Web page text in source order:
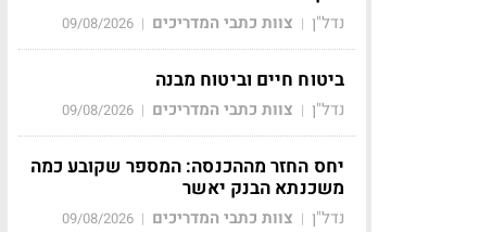
נדל"ן | צוות כתבי המדריכים |
09/08/2026
ביטוח חיים וביטוח מבנה
נדל"ן | צוות כתבי המדריכים |
09/08/2026
יחס החזר מההכנסה: המספר שקובע כמה
משכנתא הבנק יאשר
נדל"ן | צוות כתבי המדריכים |
09/08/2026